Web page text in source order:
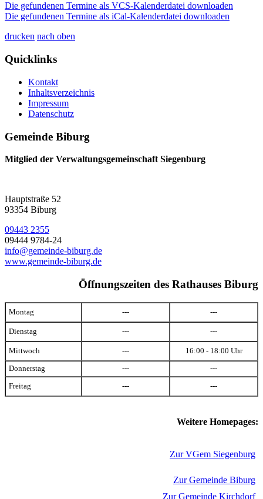
Die gefundenen Termine als VCS-Kalenderdatei downloaden
Die gefundenen Termine als iCal-Kalenderdatei downloaden
drucken nach oben
Quicklinks
Kontakt
Inhaltsverzeichnis
Impressum
Datenschutz
Gemeinde Biburg
Mitglied der Verwaltungsgemeinschaft Siegenburg
Hauptstraße 52
93354 Biburg
09443 2355
09444 9784-24
info@gemeinde-biburg.de
www.gemeinde-biburg.de
Öffnungszeiten des Rathauses Biburg
Montag --- ---
Dienstag --- ---
Mittwoch --- 16:00 - 18:00 Uhr
Donnerstag --- ---
Freitag --- ---
Weitere Homepages:
Zur VGem Siegenburg
Zur Gemeinde Biburg
Zur Gemeinde Kirchdorf